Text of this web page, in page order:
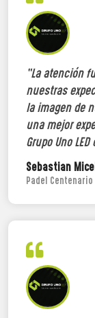
“La atención
nuestras
la imagen de
una mejor
Grupo Uno
Sebastian
Padel